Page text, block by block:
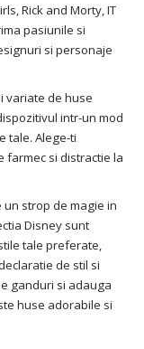
Rick and Morty, IT
pasiunile si
si personaje
variate de huse
intr-un mod
tale. Alege-ti
si distractie la
un strop de magie in
Disney sunt
tale preferate,
de stil si
ganduri si adauga
huse adorabile si